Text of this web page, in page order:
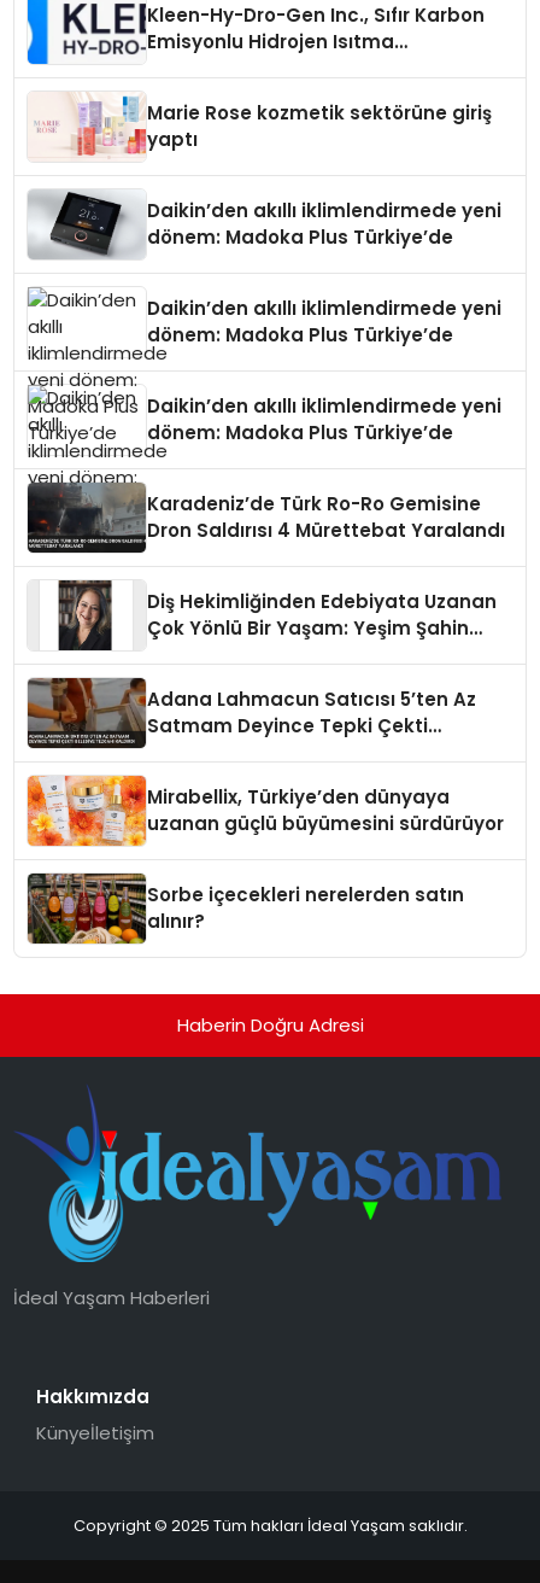
Kleen-Hy-Dro-Gen Inc., Sıfır Karbon
Emisyonlu Hidrojen Isıtma
Marie Rose kozmetik sektörüne giriş
yaptı
Daikin’den akıllı iklimlendirmede yeni
dönem: Madoka Plus Türkiye’de
Daikin’den akıllı iklimlendirmede yeni
dönem: Madoka Plus Türkiye’de
Daikin’den akıllı iklimlendirmede yeni
dönem: Madoka Plus Türkiye’de
Karadeniz’de Türk Ro-Ro Gemisine
Dron Saldırısı 4 Mürettebat Yaralandı
Diş Hekimliğinden Edebiyata Uzanan
Çok Yönlü Bir Yaşam: Yeşim Şahin
Adana Lahmacun Satıcısı 5’ten Az
Satmam Deyince Tepki Çekti
Mirabellix, Türkiye’den dünyaya
uzanan güçlü büyümesini sürdürüyor
Sorbe içecekleri nerelerden satın
alınır?
Haberin Doğru Adresi
İdeal Yaşam Haberleri
Hakkımızda
Künyeİletişim
Copyright © 2025 Tüm hakları İdeal Yaşam saklıdır.